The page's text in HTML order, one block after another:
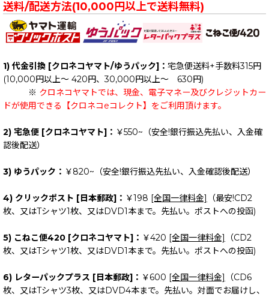
送料/配送方法(10,000円以上で送料無料)
1) 代金引換 [クロネコヤマト/ゆうパック]： 宅急便送料+手数料315円
(10,000円以上～ 420円、30,000円以上～ 630円)
※ クロネコヤマトでは、現金、電子マネー及びクレジットカー
ドが使用できる【クロネコeコレクト】をご利用頂けます。
2) 宅急便 [クロネコヤマト]： ￥550~（安全!銀行振込先払い、入金確
認後配送）
3) ゆうパック： ￥820~（安全!銀行振込先払い、入金確認後配送）
4) クリックポスト [日本郵政]： ￥198 [全国一律料金]
（最安!CD2
枚、又はTシャツ1枚、又はDVD1本まで。先払い。ポストへの投函)
5) こねこ便420 [クロネコヤマト]： ￥420 [全国一律料金]
（CD2
枚、又はTシャツ1枚、又はDVD1本まで。先払い。ポストへの投函)
6) レターパックプラス [日本郵政]： ￥600 [全国一律料金]
（CD6
枚、又はTシャツ3枚、又はDVD4本まで。先払い。対面でお届けし、